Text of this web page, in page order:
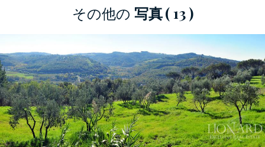
スカーナの伝統美との組み合わせが意図的に保
たれています。この階にある三つの大きな寝
室、二つのバスルーム、ワードローブとして使
用される二つの部屋は、全てが販売中のトスカ
ーナのヴィラを取り巻く美しい丘陵の風景に面
しています。
物件の持つポテンシャルの高さは明白であり、
その他の 写真( 13 )